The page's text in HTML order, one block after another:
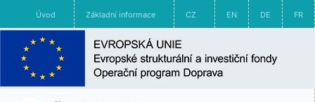
Úvod Základní informace CZ EN DE FR